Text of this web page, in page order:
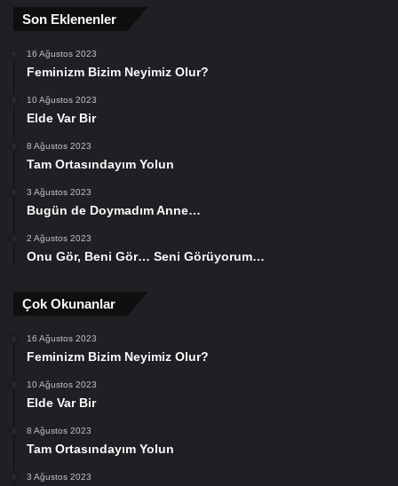
Son Eklenenler
16 Ağustos 2023
Feminizm Bizim Neyimiz Olur?
10 Ağustos 2023
Elde Var Bir
8 Ağustos 2023
Tam Ortasındayım Yolun
3 Ağustos 2023
Bugün de Doymadım Anne…
2 Ağustos 2023
Onu Gör, Beni Gör… Seni Görüyorum…
Çok Okunanlar
16 Ağustos 2023
Feminizm Bizim Neyimiz Olur?
10 Ağustos 2023
Elde Var Bir
8 Ağustos 2023
Tam Ortasındayım Yolun
3 Ağustos 2023